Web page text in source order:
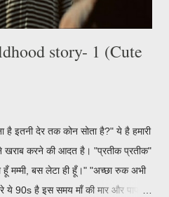
story- 1 (Cute
इतनी देर तक कोन सोता है?" ये है हमारी
खराब करने की आदत है। "प्रतीक प्रतीक"
हूँ मम्मी, बस लेटा ही हूँ।" "अच्छा रुक अभी
90s है इस समय माँ की मार और पापा